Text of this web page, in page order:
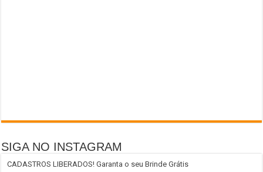
SIGA NO INSTAGRAM
CADASTROS LIBERADOS! Garanta o seu Brinde Grátis